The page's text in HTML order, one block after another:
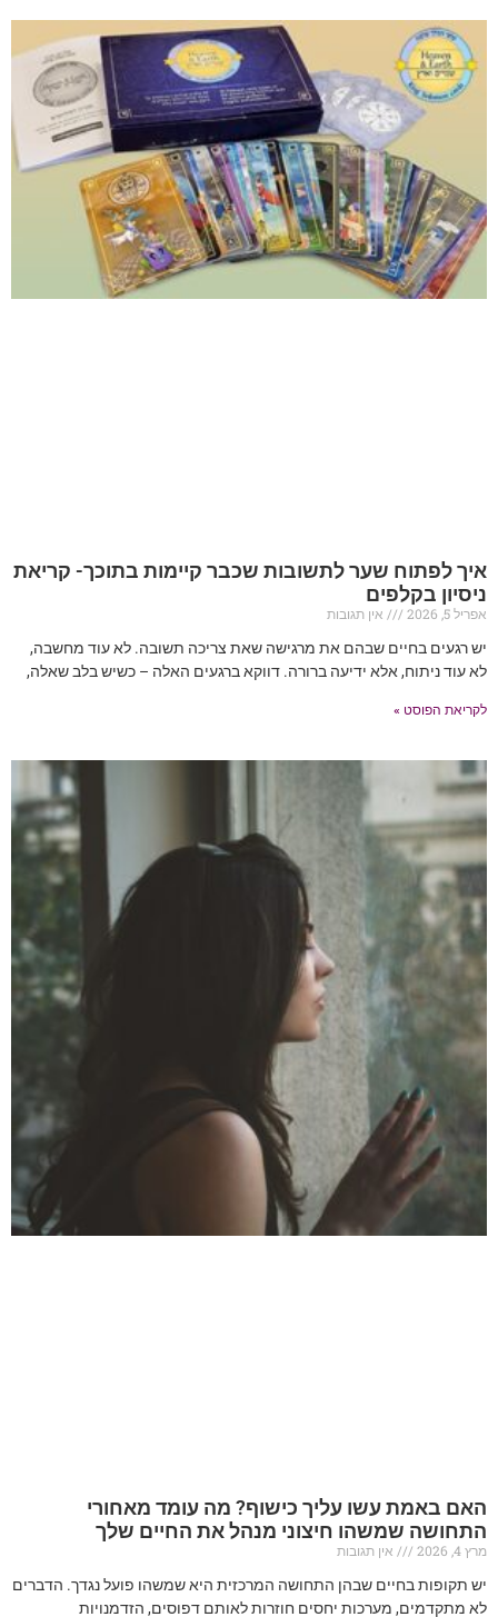
איך לפתוח שער לתשובות שכבר קיימות בתוכך- קריאת
ניסיון בקלפים
אפריל 5, 2026
אין תגובות
יש רגעים בחיים שבהם את מרגישה שאת צריכה תשובה. לא עוד מחשבה,
לא עוד ניתוח, אלא ידיעה ברורה. דווקא ברגעים האלה – כשיש בלב שאלה,
לקריאת הפוסט »
האם באמת עשו עליך כישוף? מה עומד מאחורי
התחושה שמשהו חיצוני מנהל את החיים שלך
מרץ 4, 2026
אין תגובות
יש תקופות בחיים שבהן התחושה המרכזית היא שמשהו פועל נגדך. הדברים
לא מתקדמים, מערכות יחסים חוזרות לאותם דפוסים, הזדמנויות